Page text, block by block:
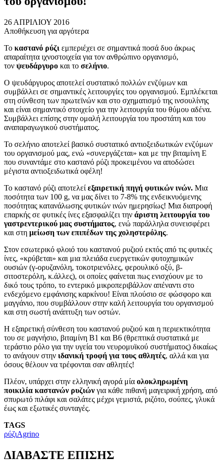
26 ΑΠΡΙΛΙΟΥ 2016
Αποθήκευση για αργότερα
Το καστανό ρύζι εμπεριέχει σε σημαντικά ποσά δυο άκρως
απαραίτητα ιχνοστοιχεία για τον ανθρώπινο οργανισμό,
τον ψευδάργυρο και το σελήνιο.
Ο ψευδάργυρος αποτελεί συστατικό πολλών ενζύμων και
συμβάλλει σε σημαντικές λειτουργίες του οργανισμού. Εμπλέκεται
στη σύνθεση των πρωτεϊνών και στο σχηματισμό της ινσουλίνης
και είναι σημαντικό στοιχείο για την λειτουργία του θύμου αδένα.
Συμβάλλει επίσης στην ομαλή λειτουργία του προστάτη και του
αναπαραγωγικού συστήματος.
Το σελήνιο αποτελεί βασικό συστατικό αντιοξειδωτικών ενζύμων
του οργανισμού μας, ενώ «συνεργάζεται» και με την βιταμίνη Ε
που συναντάμε στο καστανό ρύζι προκειμένου να αποδώσει
μέγιστα αντιοξειδωτικά οφέλη!
Το καστανό ρύζι αποτελεί εξαιρετική πηγή φυτικών ινών. Μια
ποσότητα των 100 g, να μας δίνει το 7-8% της ενδεικνυόμενης
ποσότητας κατανάλωσης φυτικών ινών ημερησίως! Μια διατροφή
επαρκής σε φυτικές ίνες εξασφαλίζει την άριστη λειτουργία του
γαστρεντερικού μας συστήματος, ενώ παράλληλα συνεισφέρει
και στη μείωση των επιπέδων της χοληστερόλης.
Στον εσωτερικό φλοιό του καστανού ρυζιού εκτός από τις φυτικές
ίνες, «κρύβεται» και μια πλειάδα ευεργετικών φυτοχημικών
ουσιών (γ-ορυζανόλη, τοκοτριενόλες, φερουλικό οξύ, β-
σιτοστερόλη, κ.άλλες), οι οποίες φαίνεται πως ενισχύουν με το
δικό τους τρόπο, το εντερικό μικροπεριβάλλον απέναντι στο
ενδεχόμενο εμφάνισης καρκίνου! Είναι πλούσιο σε φώσφορο και
μαγγάνιο, που συμβάλλουν στην καλή λειτουργία του οργανισμού
και στη σωστή ανάπτυξη των οστών.
Η εξαιρετική σύνθεση του καστανού ρυζιού και η περιεκτικότητα
του σε μαγνήσιο, βιταμίνη Β1 και Β6 (θρεπτικά συστατικά με
τεράστιο ρόλο για την υγεία του νευρομυϊκού συστήματος) δικαίως
το ανάγουν στην ιδανική τροφή για τους αθλητές, αλλά και για
όσους θέλουν να τρέφονται σαν αθλητές!
Πλέον, υπάρχει στην ελληνική αγορά μία ολοκληρωμένη
ποικιλία καστανών ρυζιών για κάθε πιθανή μαγειρική χρήση, από
σπυρωτό πιλάφι και σαλάτες μέχρι γεμιστά, ριζότο, σούπες, γλυκά
έως και εξωτικές συνταγές.
TAGS
ρύζιAgrino
ΔΙΑΒΑΣΤΕ ΕΠΙΣΗΣ